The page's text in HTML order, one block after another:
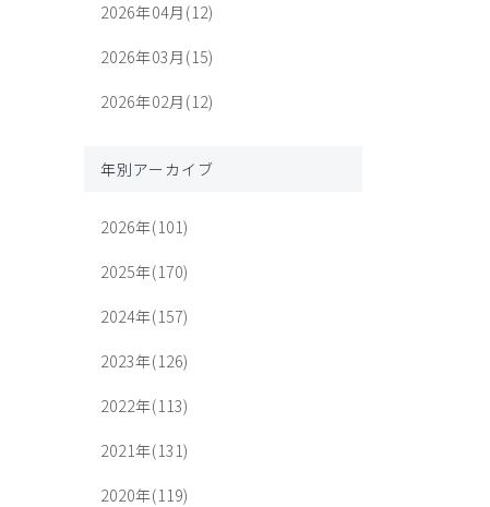
2026年04月(12)
2026年03月(15)
2026年02月(12)
年別アーカイブ
2026年(101)
2025年(170)
2024年(157)
2023年(126)
2022年(113)
2021年(131)
2020年(119)